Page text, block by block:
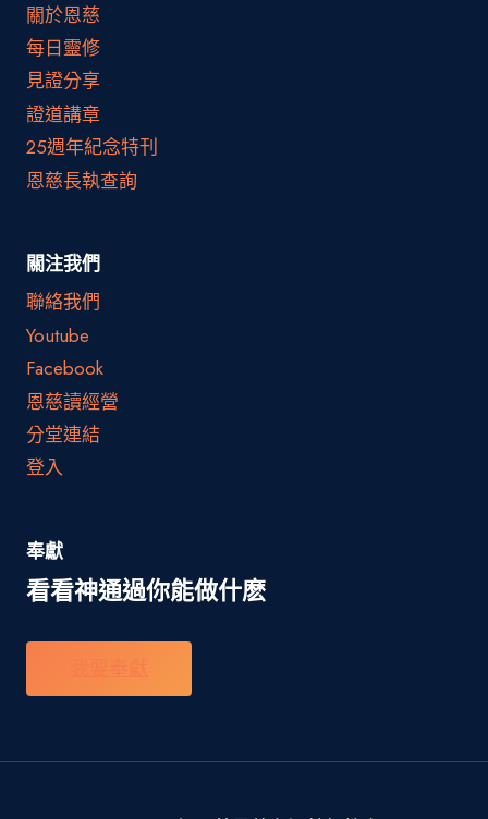
關於恩慈
每日靈修
見證分享
證道講章
25週年紀念特刊
恩慈長執查詢
關注我們
聯絡我們
Youtube
Facebook
恩慈讀經營
分堂連結
登入
奉獻
看看神通過你能做什麽